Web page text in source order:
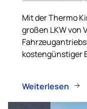
Mit der Thermo
großen LKW
kostengünstiger
Weiterlesen